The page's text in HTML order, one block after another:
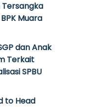
Muara
dan Anak
Terkait
SPBU
to Head